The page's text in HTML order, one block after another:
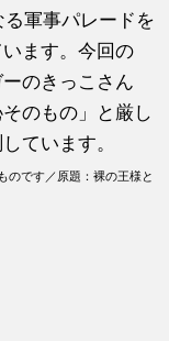
軍事パレードを
ます。今回の
のきっこさん
のもの」と厳し
ています。
のです／原題：裸の王様と